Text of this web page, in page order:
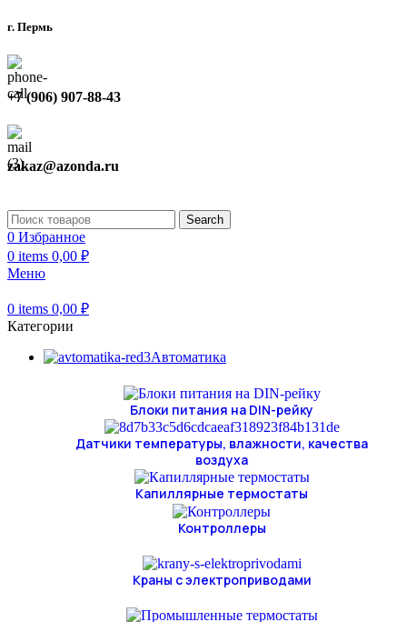
г. Пермь
+7 (906) 907-88-43
zakaz@azonda.ru
Search
0 Избранное
0 items 0,00 ₽
Меню
0 items 0,00 ₽
Категории
Автоматика
Блоки питания на DIN-рейку
Датчики температуры, влажности, качества
воздуха
Капиллярные термостаты
Контроллеры
Краны с электроприводами